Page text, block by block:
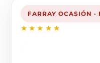
FARRAY OCASIÓN ·
★★★★★